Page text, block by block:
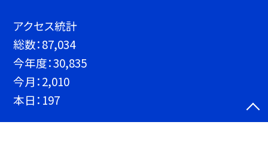
アクセス統計
総数：87,034
今年度：30,835
今月：2,010
本日： 197